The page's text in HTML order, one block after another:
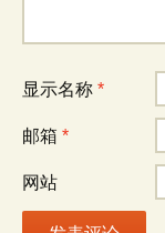
显示名称 *
邮箱 *
网站